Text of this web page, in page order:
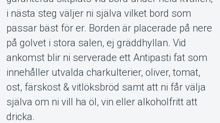
i nästa steg väljer ni själva vilket bord som
passar bäst för er. Borden är placerade på nere
på golvet i stora salen, ej gräddhyllan. Vid
ankomst blir ni serverade ett Antipasti fat som
innehåller utvalda charkulterier, oliver, tomat,
ost, färskost & vitlöksbröd samt att ni får välja
själva om ni vill ha öl, vin eller alkoholfritt att
dricka.